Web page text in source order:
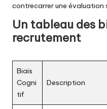
contrecarrer une évaluation
Un tableau des
recrutement
Biais
Cogni
tif
Description